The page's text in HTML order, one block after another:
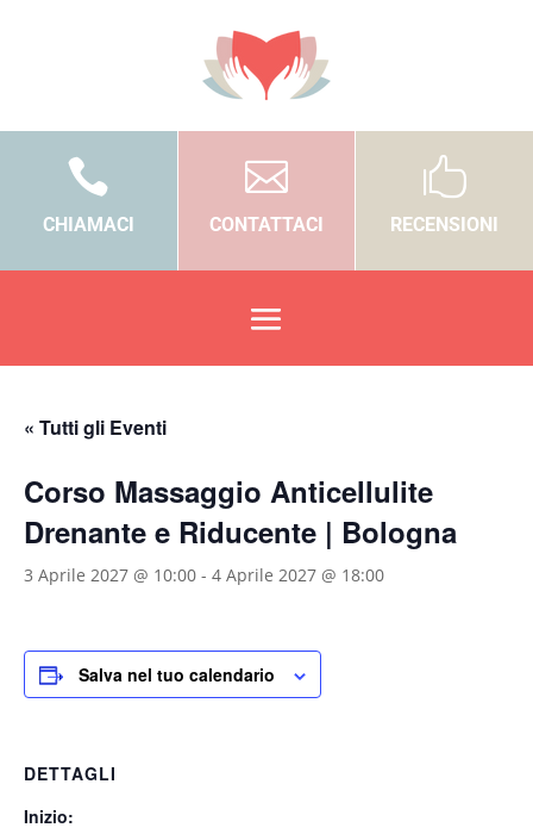

CHIAMACI

CONTATTACI

RECENSIONI
« Tutti gli Eventi
Corso Massaggio Anticellulite
Drenante e Riducente | Bologna
3 Aprile 2027 @ 10:00 - 4 Aprile 2027 @ 18:00
Salva nel tuo calendario
DETTAGLI
Inizio: